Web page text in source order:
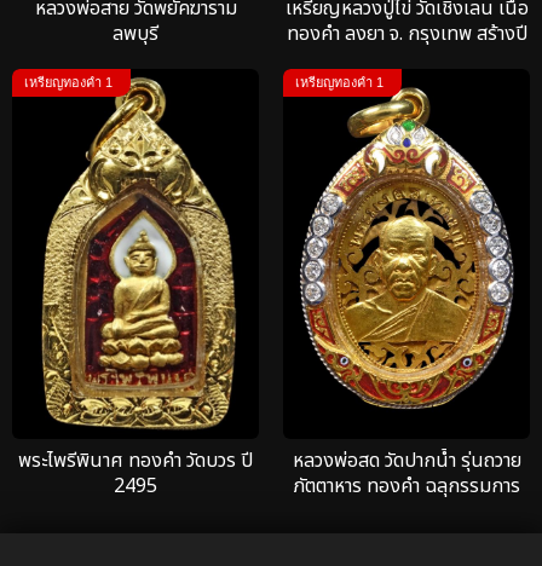
หลวงพ่อสาย วัดพยัคฆาราม
ลพบุรี
เหรียญหลวงปู่ไข่ วัดเชิงเลน เนื้อ
ทองคำ ลงยา จ. กรุงเทพ สร้างปี
เหรียญทองคำ 1
พระไพรีพินาศ ทองคำ วัดบวร ปี
2495
เหรียญทองคำ 1
หลวงพ่อสด วัดปากน้ำ รุ่นถวาย
ภัตตาหาร ทองคำ ฉลุกรรมการ